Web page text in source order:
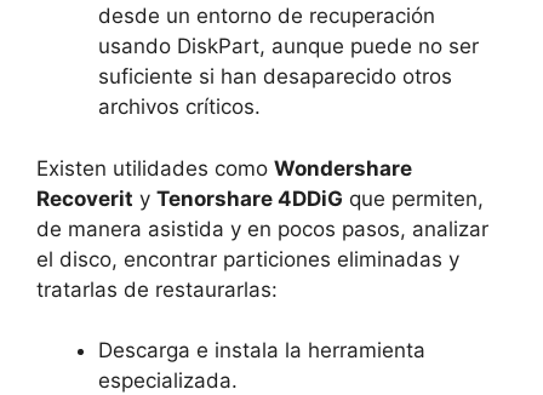
desde un entorno de recuperación
usando DiskPart, aunque puede no ser
suficiente si han desaparecido otros
archivos críticos.
Existen utilidades como Wondershare
Recoverit y Tenorshare 4DDiG que permiten,
de manera asistida y en pocos pasos, analizar
el disco, encontrar particiones eliminadas y
tratarlas de restaurarlas:
Descarga e instala la herramienta
especializada.